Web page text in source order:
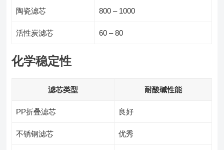
陶瓷滤芯 800 – 1000
活性炭滤芯 60 – 80
化学稳定性
滤芯类型 耐酸碱性能
PP折叠滤芯 良好
不锈钢滤芯 优秀